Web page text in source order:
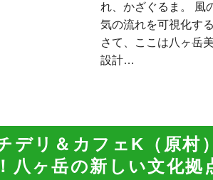
れ、かざぐるま。 風
気の流れを可視化す
さて、ここは八ヶ岳
設計…
デリ＆カフェK（原村
八ヶ岳の新しい文化拠